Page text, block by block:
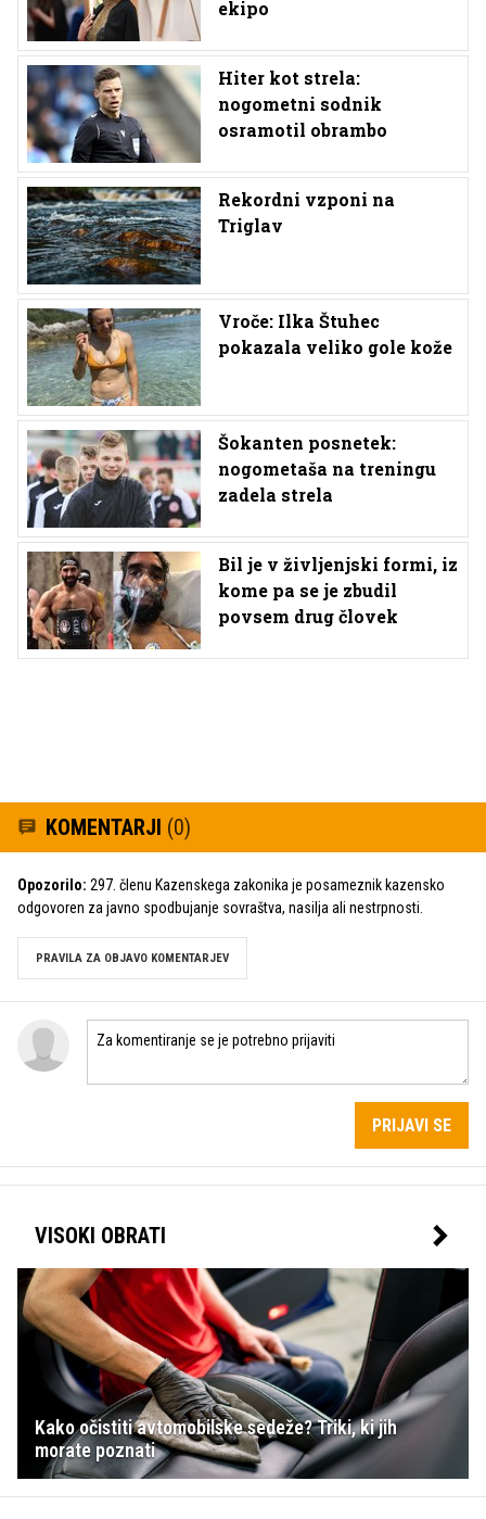
ekipo
Hiter kot strela:
nogometni sodnik
osramotil obrambo
Rekordni vzponi na
Triglav
Vroče: Ilka Štuhec
pokazala veliko gole kože
Šokanten posnetek:
nogometaša na treningu
zadela strela
Bil je v življenjski formi, iz
kome pa se je zbudil
povsem drug človek
KOMENTARJI (0)
Opozorilo: 297. členu Kazenskega zakonika je posameznik kazensko
odgovoren za javno spodbujanje sovraštva, nasilja ali nestrpnosti.
PRAVILA ZA OBJAVO KOMENTARJEV
PRIJAVI SE
VISOKI OBRATI
Kako očistiti avtomobilske sedeže? Triki, ki jih
morate poznati